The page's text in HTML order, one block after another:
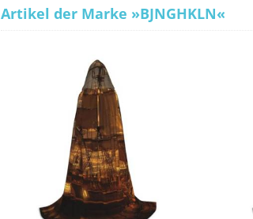
Artikel der Marke »BJNGHKLN«